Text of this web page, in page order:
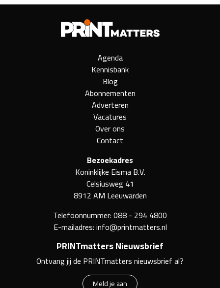
Agenda
Kennisbank
Blog
Abonnementen
Adverteren
Vacatures
Over ons
Contact
Bezoekadres
Koninklijke Eisma B.V.
Celsiusweg 41
8912 AM Leeuwarden
Telefoonnummer:088 - 294 4800
E-mailadres:info@printmatters.nl
PRINTmatters Nieuwsbrief
Ontvang jij de PRINTmatters nieuwsbrief al?
Meld je aan